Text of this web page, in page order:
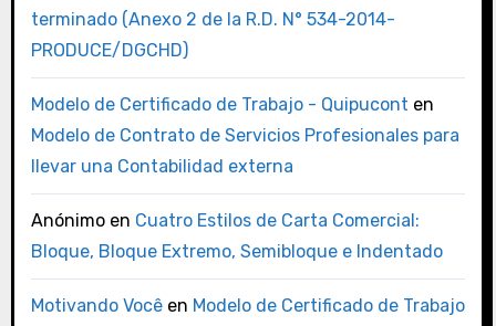
terminado (Anexo 2 de la R.D. N° 534-2014-
PRODUCE/DGCHD)
Modelo de Certificado de Trabajo - Quipucont en
Modelo de Contrato de Servicios Profesionales para
llevar una Contabilidad externa
Anónimoen Cuatro Estilos de Carta Comercial:
Bloque, Bloque Extremo, Semibloque e Indentado
Motivando Vocêen Modelo de Certificado de Trabajo